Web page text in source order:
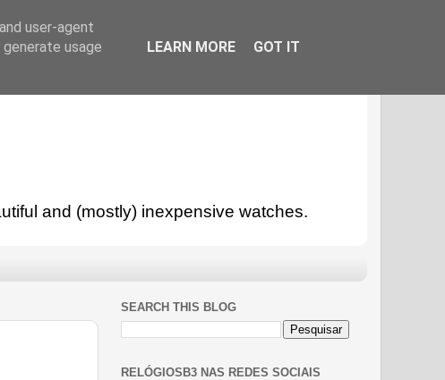
and (mostly) inexpensive watches.
SEARCH THIS BLOG
RELÓGIOSB3 NAS REDES SOCIAIS
user-agent
usage
LEARN MORE GOT IT